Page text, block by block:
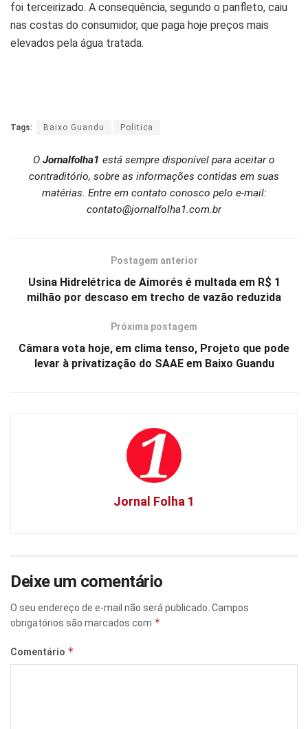
foi terceirizado. A consequência, segundo o panfleto, caiu
nas costas do consumidor, que paga hoje preços mais
elevados pela água tratada.
Tags: Baixo Guandu Politica
O Jornalfolha1 está sempre disponível para aceitar o
contraditório, sobre as informações contidas em suas
matérias. Entre em contato conosco pelo e-mail:
contato@jornalfolha1.com.br
Postagem anterior
Usina Hidrelétrica de Aimorés é multada em R$ 1
milhão por descaso em trecho de vazão reduzida
Próxima postagem
Câmara vota hoje, em clima tenso, Projeto que pode
levar à privatização do SAAE em Baixo Guandu
Jornal Folha 1
Deixe um comentário
O seu endereço de e-mail não será publicado. Campos
obrigatórios são marcados com *
Comentário *